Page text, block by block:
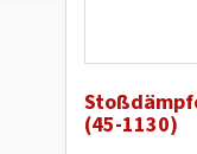
(45-1130)